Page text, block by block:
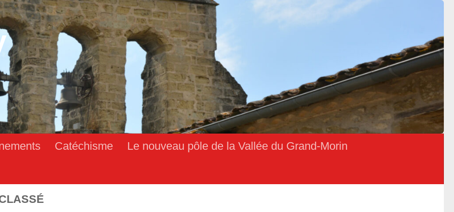
Catéchisme Le nouveau pôle de la Vallée du Grand-Morin